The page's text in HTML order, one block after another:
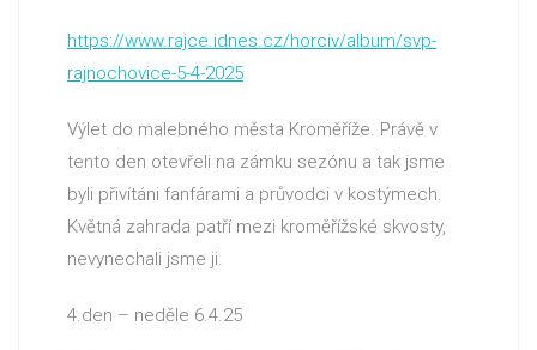
https://www.rajce.idnes.cz/horciv/album/svp-
rajnochovice-5-4-2025
Výlet do malebného města Kroměříže. Právě v
tento den otevřeli na zámku sezónu a tak jsme
byli přivítáni fanfárami a průvodci v kostýmech.
Květná zahrada patří mezi kroměřížské skvosty,
nevynechali jsme ji.
4.den – neděle 6.4.25